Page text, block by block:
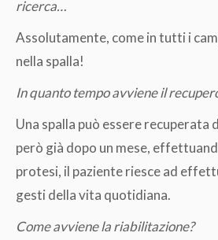
ricerca…
Assolutamente, come in tutti i
nella spalla!
In quanto tempo avviene il
Una spalla può essere recuperata
però già dopo un mese,
protesi, il paziente riesce ad
gesti della vita quotidiana.
Come avviene la riabilitazione?